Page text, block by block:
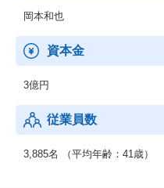
岡本和也
資本金
3億円
従業員数
3,885名 （平均年齢：41歳）